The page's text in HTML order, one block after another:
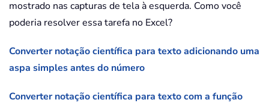
mostrado nas capturas de tela à esquerda. Como você
poderia resolver essa tarefa no Excel?
Converter notação científica para texto adicionando uma
aspa simples antes do número
Converter notação científica para texto com a função